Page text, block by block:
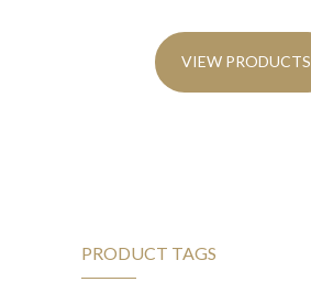
VIEW PRODUCTS
PRODUCT TAGS